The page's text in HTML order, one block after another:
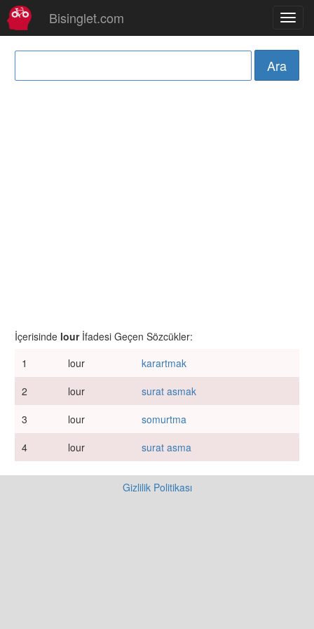
Bisinglet.com
İçerisinde lour İfadesi Geçen Sözcükler:
1
lour
karartmak
2
lour
surat asmak
3
lour
somurtma
4
lour surat asma
Gizlilik Politikası